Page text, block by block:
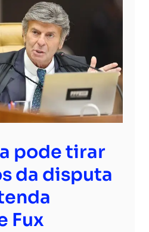
pode tirar
da disputa
Fux